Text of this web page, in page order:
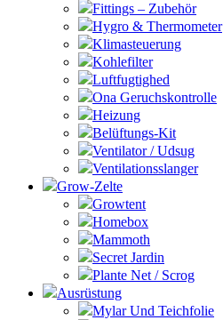
Fittings – Zubehör
Hygro & Thermometer
Klimasteuerung
Kohlefilter
Luftfugtighed
Ona Geruchskontrolle
Heizung
Belüftungs-Kit
Ventilator / Udsug
Ventilationsslanger
Grow-Zelte
Growtent
Homebox
Mammoth
Secret Jardin
Plante Net / Scrog
Ausrüstung
Mylar Und Teichfolie